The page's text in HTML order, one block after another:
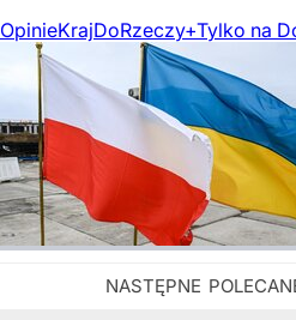
OpinieKrajDoRzeczy+Tylko na